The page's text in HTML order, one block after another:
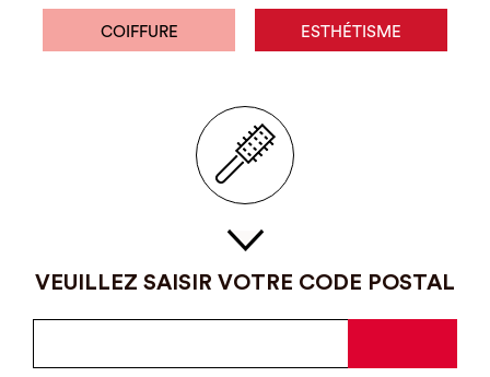
COIFFURE ESTHÉTISME
VEUILLEZ SAISIR VOTRE CODE POSTAL